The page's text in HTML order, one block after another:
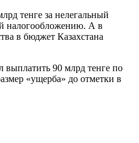
тенге за нелегальный
налогообложению. А в
в бюджет Казахстана
выплатить 90 млрд тенге по
«ущерба» до отметки в